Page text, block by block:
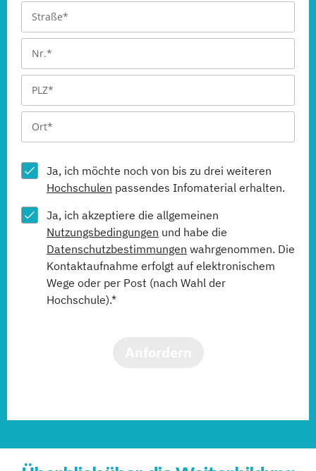
Ja, ich möchte noch von bis zu drei weiteren
Hochschulen passendes Infomaterial erhalten.
Ja, ich akzeptiere die allgemeinen
Nutzungsbedingungen und habe die
Datenschutzbestimmungen wahrgenommen. Die
Kontaktaufnahme erfolgt auf elektronischem
Wege oder per Post (nach Wahl der
Hochschule).*